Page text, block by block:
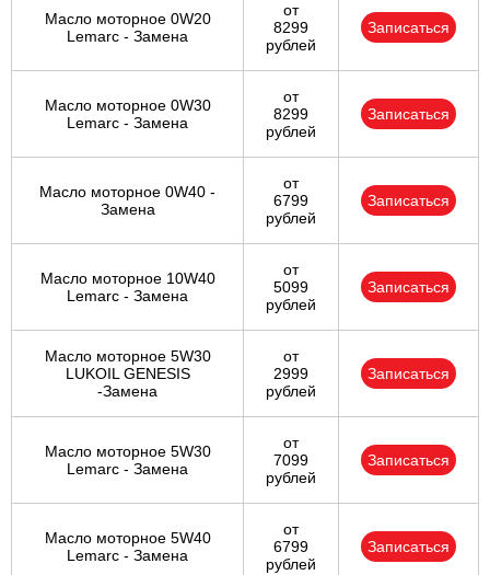
Масло моторное 0W20
Lemarc - Замена
от
8299
рублей
Записаться
Масло моторное 0W30
Lemarc - Замена
от
8299
рублей
Записаться
Масло моторное 0W40 -
Замена
от
6799
рублей
Записаться
Масло моторное 10W40
Lemarc - Замена
от
5099
рублей
Записаться
Масло моторное 5W30
LUKOIL GENESIS
-Замена
от
2999
рублей
Записаться
Масло моторное 5W30
Lemarc - Замена
от
7099
рублей
Записаться
Масло моторное 5W40
Lemarc - Замена
от
6799
рублей
Записаться